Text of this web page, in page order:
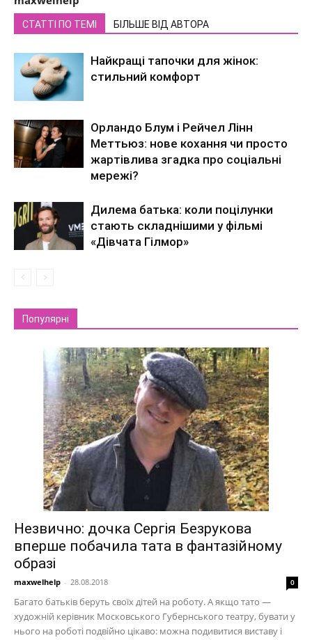
СТАТТІ ПО ТЕМІ БІЛЬШЕ ВІД АВТОРА
Найкращі тапочки для жінок:
стильний комфорт
Орландо Блум і Рейчел Лінн
Меттьюз: нове кохання чи просто
жартівлива згадка про соціальні
мережі?
Дилема батька: коли поцілунки
стають складнішими у фільмі
«Дівчата Гілмор»
Популярні
Незвично: дочка Сергія Безрукова
вперше побачила тата в фантазійному
образі
maxwelhelp - 28.08.2018 0
Багато батьків беруть своїх дітей на роботу. А якщо тато —
художній керівник Московського Губернського театру, бувати у
нього на роботі подвійно цікаво: можна подивитися виставу і